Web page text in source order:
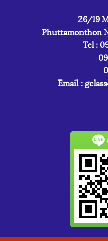
26/19
Phuttamonthon
Tel :
092
02
Email :